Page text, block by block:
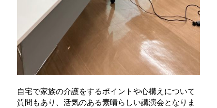
自宅で家族の介護をするポイントや心構えについて
質問もあり、活気のある素晴らしい講演会となりま